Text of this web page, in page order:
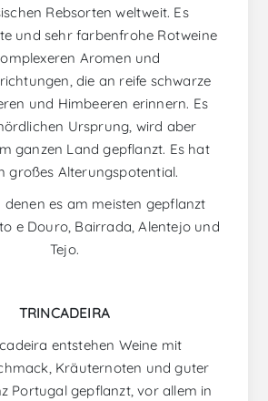
Rebsorten weltweit. Es
und sehr farbenfrohe Rotweine
Aromen und
die an reife schwarze
und Himbeeren erinnern. Es
Ursprung, wird aber
ganzen Land gepflanzt. Es hat
großes Alterungspotential.
denen es am meisten gepflanzt
e Douro, Bairrada, Alentejo und
Tejo.
TRINCADEIRA
entstehen Weine mit
Kräuternoten und guter
Portugal gepflanzt, vor allem in